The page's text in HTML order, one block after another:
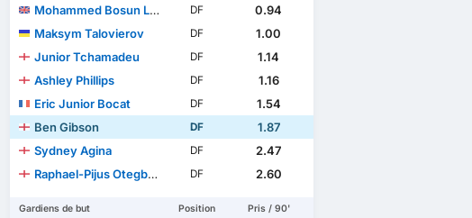
Mohammed Bosun Lawal
DF
0.94
Maksym Talovierov
DF
1.00
Junior Tchamadeu
DF
1.14
Ashley Phillips
DF
1.16
Eric Junior Bocat
DF
1.54
Ben Gibson
DF
1.87
Sydney Agina
DF
2.47
Raphael-Pijus Otegbayo
DF 2.60
Gardiens de but Position Pris / 90'